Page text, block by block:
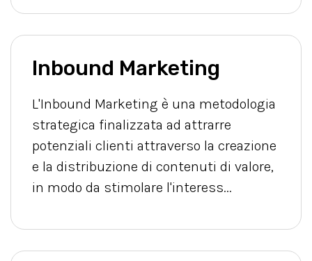
Inbound Marketing
L'Inbound Marketing è una metodologia
strategica finalizzata ad attrarre
potenziali clienti attraverso la creazione
e la distribuzione di contenuti di valore,
in modo da stimolare l'interess...